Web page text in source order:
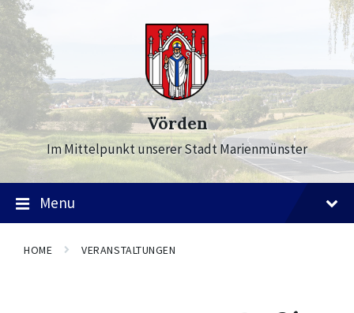
Skip
to
content
Skip
to
main
navigation
Skip
to
footer
Vörden
Im Mittelpunkt unserer Stadt Marienmünster
Menu
HOME VERANSTALTUNGEN